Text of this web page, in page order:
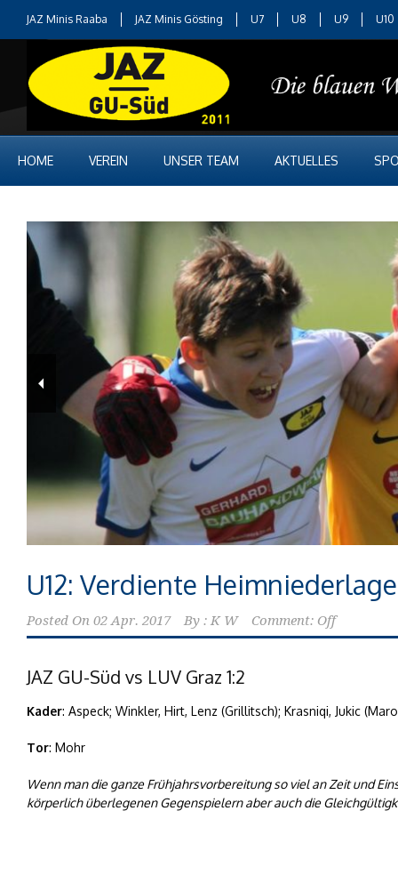
JAZ Minis Raaba JAZ Minis Gösting U7 U8 U9 U10
HOME VEREIN UNSER TEAM AKTUELLES
U12: Verdiente Heimniederlage
Posted On 02 Apr. 2017 By : K W Comment: Off
JAZ GU-Süd vs LUV Graz 1:2
Kader: Aspeck; Winkler, Hirt, Lenz (Grillitsch); Krasniqi, Jukic
Tor: Mohr
Wenn man die ganze Frühjahrsvorbereitung so viel an Zeit und
körperlich überlegenen Gegenspielern aber auch die